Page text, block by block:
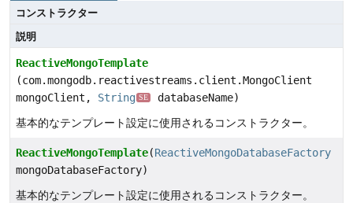
コンストラクター
説明
ReactiveMongoTemplate
(com.mongodb.reactivestreams.client.MongoClient
mongoClient, String SE
databaseName)
基本的なテンプレート設定に使用されるコンストラクター。
ReactiveMongoTemplate(ReactiveMongoDatabaseFactory
mongoDatabaseFactory)
基本的なテンプレート設定に使用されるコンストラクター。